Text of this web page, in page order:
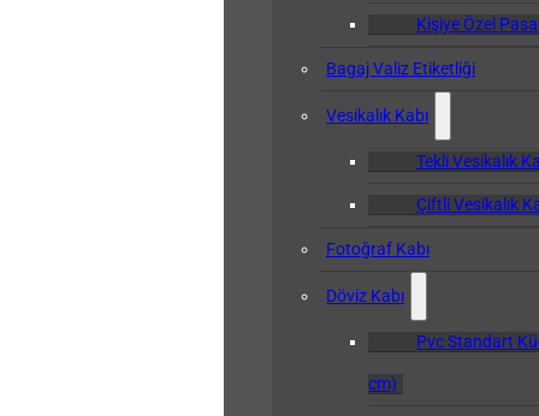
Kişiye Özel
Bagaj Valiz Etiketliği
Vesikalık Kabı
Tekli Vesikalık
Çiftli Vesikalık
Fotoğraf Kabı
Döviz Kabı
Pvc Standart
cm)